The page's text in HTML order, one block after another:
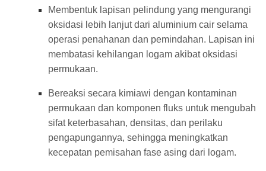
Membentuk lapisan pelindung yang mengurangi
oksidasi lebih lanjut dari aluminium cair selama
operasi penahanan dan pemindahan. Lapisan ini
membatasi kehilangan logam akibat oksidasi
permukaan.
Bereaksi secara kimiawi dengan kontaminan
permukaan dan komponen fluks untuk mengubah
sifat keterbasahan, densitas, dan perilaku
pengapungannya, sehingga meningkatkan
kecepatan pemisahan fase asing dari logam.